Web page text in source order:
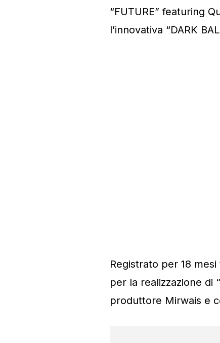
“FUTURE” featuring
l’innovativa “DARK
Registrato per 18
per la realizzazione di
produttore Mirwais e